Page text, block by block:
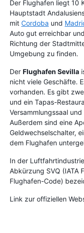
Der Flughafen liegt 10
Hauptstadt
mit Cordoba und
Auto gut erreichbar
Richtung der
Umgebung zu finden.
Der Flughafen Sevilla
nicht viele Geschäfte.
vorhanden. Es gibt
und ein Tapas-
Versammlungssaal
Außerdem sind eine
Geldwechselschalter,
dem Flughafen
In der
Abkürzung SVQ (IATA
Flughafen-Code)
Link zur offiziellen